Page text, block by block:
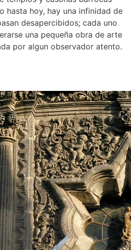
hasta hoy, hay una infinidad de
desapercibidos; cada uno
una pequeña obra de arte
por algun observador atento.